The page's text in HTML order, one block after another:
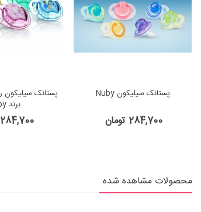
پستانک سيليكون Nuby
284,700 تومان
برند Nuby
284,700 تومان
محصولات مشاهده شده